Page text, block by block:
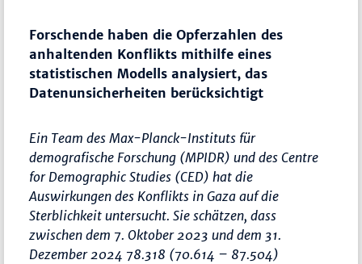
Forschende haben die Opferzahlen des
anhaltenden Konflikts mithilfe eines
statistischen Modells analysiert, das
Datenunsicherheiten berücksichtigt
Ein Team des Max-Planck-Instituts für
demografische Forschung (MPIDR) und des Centre
for Demographic Studies (CED) hat die
Auswirkungen des Konflikts in Gaza auf die
Sterblichkeit untersucht. Sie schätzen, dass
zwischen dem 7. Oktober 2023 und dem 31.
Dezember 2024 78.318 (70.614 – 87.504)